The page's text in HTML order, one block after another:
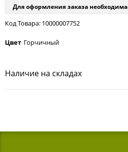
Для оформления заказа необходима
Код Товара: 10000007752
Цвет Горчичный
Наличие на складах